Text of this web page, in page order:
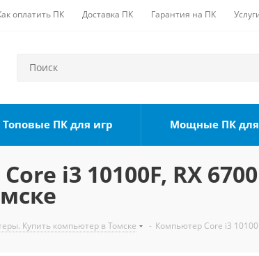
оплатить ПК Доставка ПК Гарантия на ПК
Топовые ПК для игр Мощные ПК для
i3 10100F, RX
Купить компьютер в Томске - Компьютер Core i3